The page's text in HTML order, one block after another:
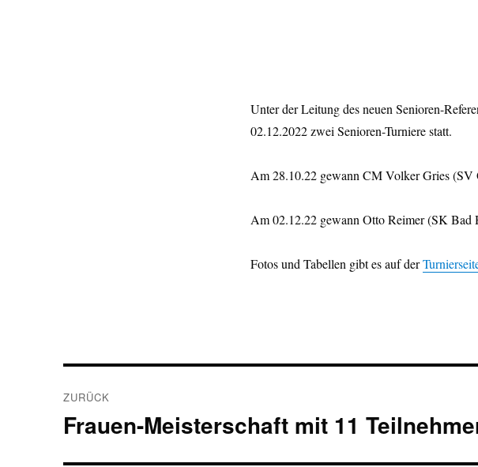
Unter der Leitung des neuen Senioren-
02.12.2022 zwei Senioren-Turniere statt.
Am 28.10.22 gewann CM Volker Gries (SV
Am 02.12.22 gewann Otto Reimer (SK Bad
Fotos und Tabellen gibt es auf der
ZURÜCK
Vorheriger
Frauen-Meisterschaft mit 11